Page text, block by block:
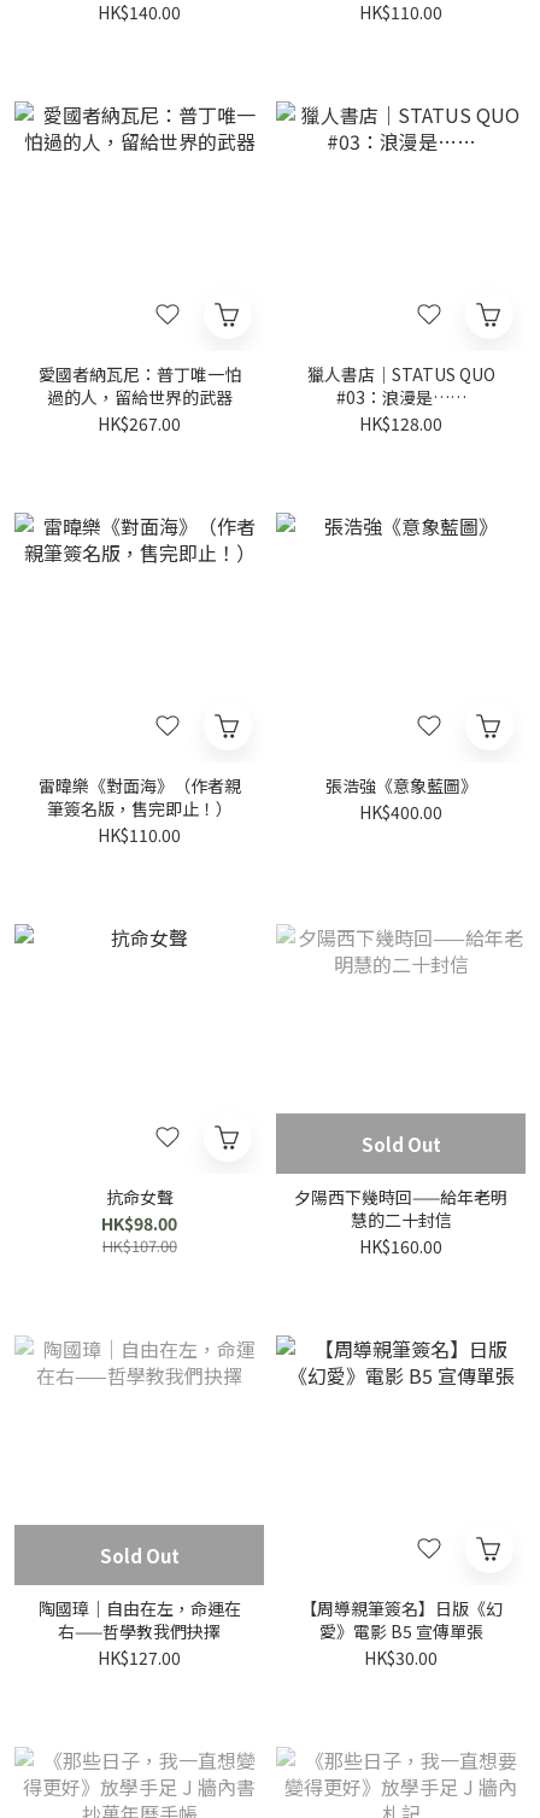
HK$140.00 HK$110.00
愛國者納瓦尼：普丁唯一怕
過的人，留給世界的武器
HK$267.00
獵人書店｜STATUS QUO
#03：浪漫是……
HK$128.00
雷暐樂《對面海》（作者親
筆簽名版，售完即止！）
HK$110.00
張浩強《意象藍圖》
HK$400.00
抗命女聲
HK$98.00
HK$107.00
Sold Out
夕陽西下幾時回——給年老明
慧的二十封信
HK$160.00
Sold Out
陶國璋｜自由在左，命運在
右——哲學教我們抉擇
HK$127.00
【周導親筆簽名】日版《幻
愛》電影 B5 宣傳單張
HK$30.00